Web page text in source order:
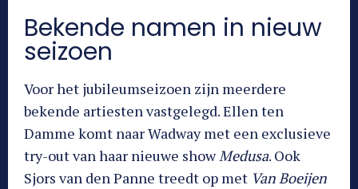
Bekende namen in nieuw
seizoen
Voor het jubileumseizoen zijn meerdere
bekende artiesten vastgelegd. Ellen ten
Damme komt naar Wadway met een exclusieve
try-out van haar nieuwe show Medusa. Ook
Sjors van den Panne treedt op met Van Boeijen